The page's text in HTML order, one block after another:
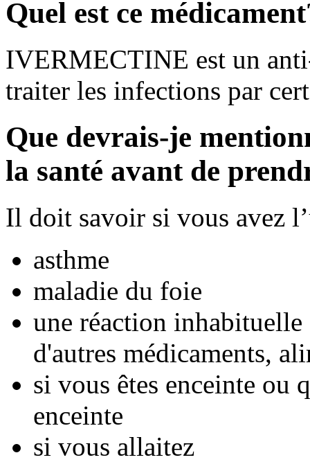
Quel est ce
IVERMECTINE est un
traiter les infections par
Que devrais-je
la santé avant de
Il doit savoir si vous avez
asthme
maladie du foie
une réaction
d'autres médicaments,
si vous êtes enceinte ou
enceinte
si vous allaitez